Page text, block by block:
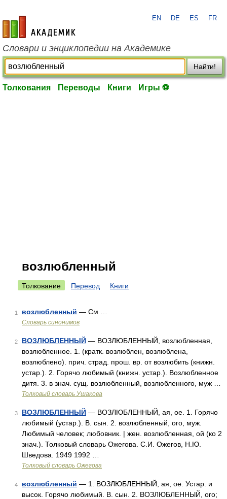
academic.ru
EN DE ES FR
Словари и энциклопедии на Академике
Найти!
Толкования Переводы Книги Игры ⚽
возлюбленный
Толкование Перевод Книги
1 возлюбленный — См …
Словарь синонимов
2 ВОЗЛЮБЛЕННЫЙ — ВОЗЛЮБЛЕННЫЙ, возлюбленная,
возлюбленное. 1. (кратк. возлюблен, возлюблена,
возлюблено). прич. страд. прош. вр. от возлюбить (книжн.
устар.). 2. Горячо любимый (книжн. устар.). Возлюбленное
дитя. 3. в знач. сущ. возлюбленный, возлюбленного, муж …
Толковый словарь Ушакова
3 ВОЗЛЮБЛЕННЫЙ — ВОЗЛЮБЛЕННЫЙ, ая, ое. 1. Горячо
любимый (устар.). В. сын. 2. возлюбленный, ого, муж.
Любимый человек; любовник. | жен. возлюбленная, ой (ко 2
знач.). Толковый словарь Ожегова. С.И. Ожегов, Н.Ю.
Шведова. 1949 1992 …
Толковый словарь Ожегова
4 возлюбленный — 1. ВОЗЛЮБЛЕННЫЙ, ая, ое. Устар. и
высок. Горячо любимый. В. сын. 2. ВОЗЛЮБЛЕННЫЙ, ого;